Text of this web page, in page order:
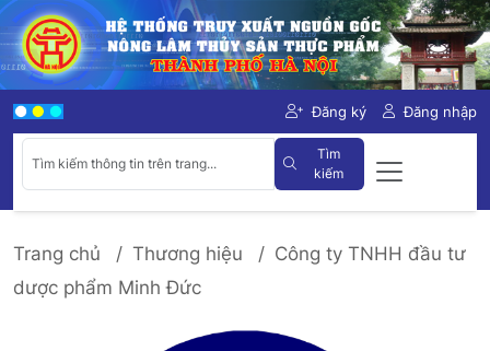
Đăng ký Đăng nhập
Tìm
kiếm
Trang chủ Thương hiệu
Công ty TNHH đầu tư
dược phẩm Minh Đức